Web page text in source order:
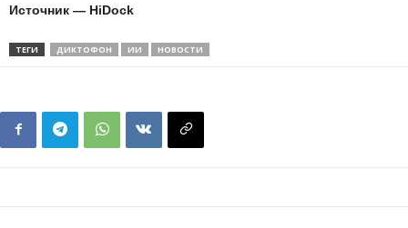
Источник — HiDock
ТЕГИ ДИКТОФОН ИИ НОВОСТИ